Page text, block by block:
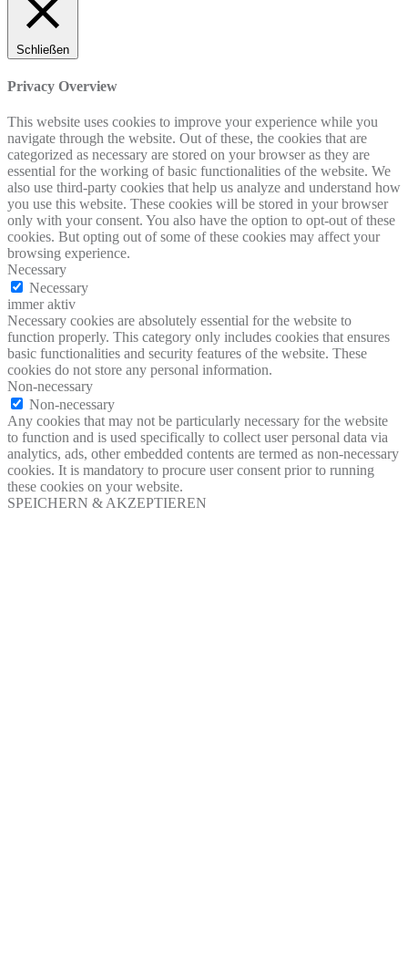
Schließen
Privacy Overview
This website uses cookies to improve your experience while you
navigate through the website. Out of these, the cookies that are
categorized as necessary are stored on your browser as they are
essential for the working of basic functionalities of the website. We
also use third-party cookies that help us analyze and understand how
you use this website. These cookies will be stored in your browser
only with your consent. You also have the option to opt-out of these
cookies. But opting out of some of these cookies may affect your
browsing experience.
Necessary
Necessary
immer aktiv
Necessary cookies are absolutely essential for the website to
function properly. This category only includes cookies that ensures
basic functionalities and security features of the website. These
cookies do not store any personal information.
Non-necessary
Non-necessary
Any cookies that may not be particularly necessary for the website
to function and is used specifically to collect user personal data via
analytics, ads, other embedded contents are termed as non-necessary
cookies. It is mandatory to procure user consent prior to running
these cookies on your website.
SPEICHERN & AKZEPTIEREN